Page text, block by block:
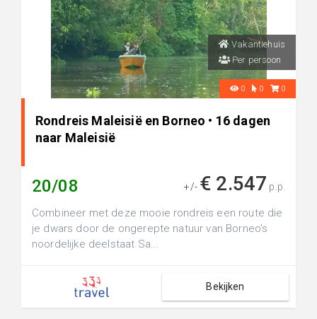
Vakantiehuis
Per persoon
0 0 0
Rondreis Maleisië en Borneo • 16 dagen
naar Maleisië
20/08 +/- € 2.547 p.p.
Combineer met deze mooie rondreis een route die
je dwars door de ongerepte natuur van Borneo's
noordelijke deelstaat Sa...
Bekijken